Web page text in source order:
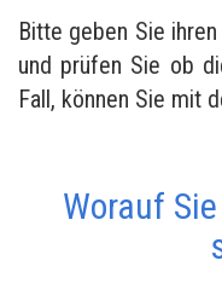
Bitte geben Sie
und prüfen Sie ob
Fall, können Sie mit
Worauf